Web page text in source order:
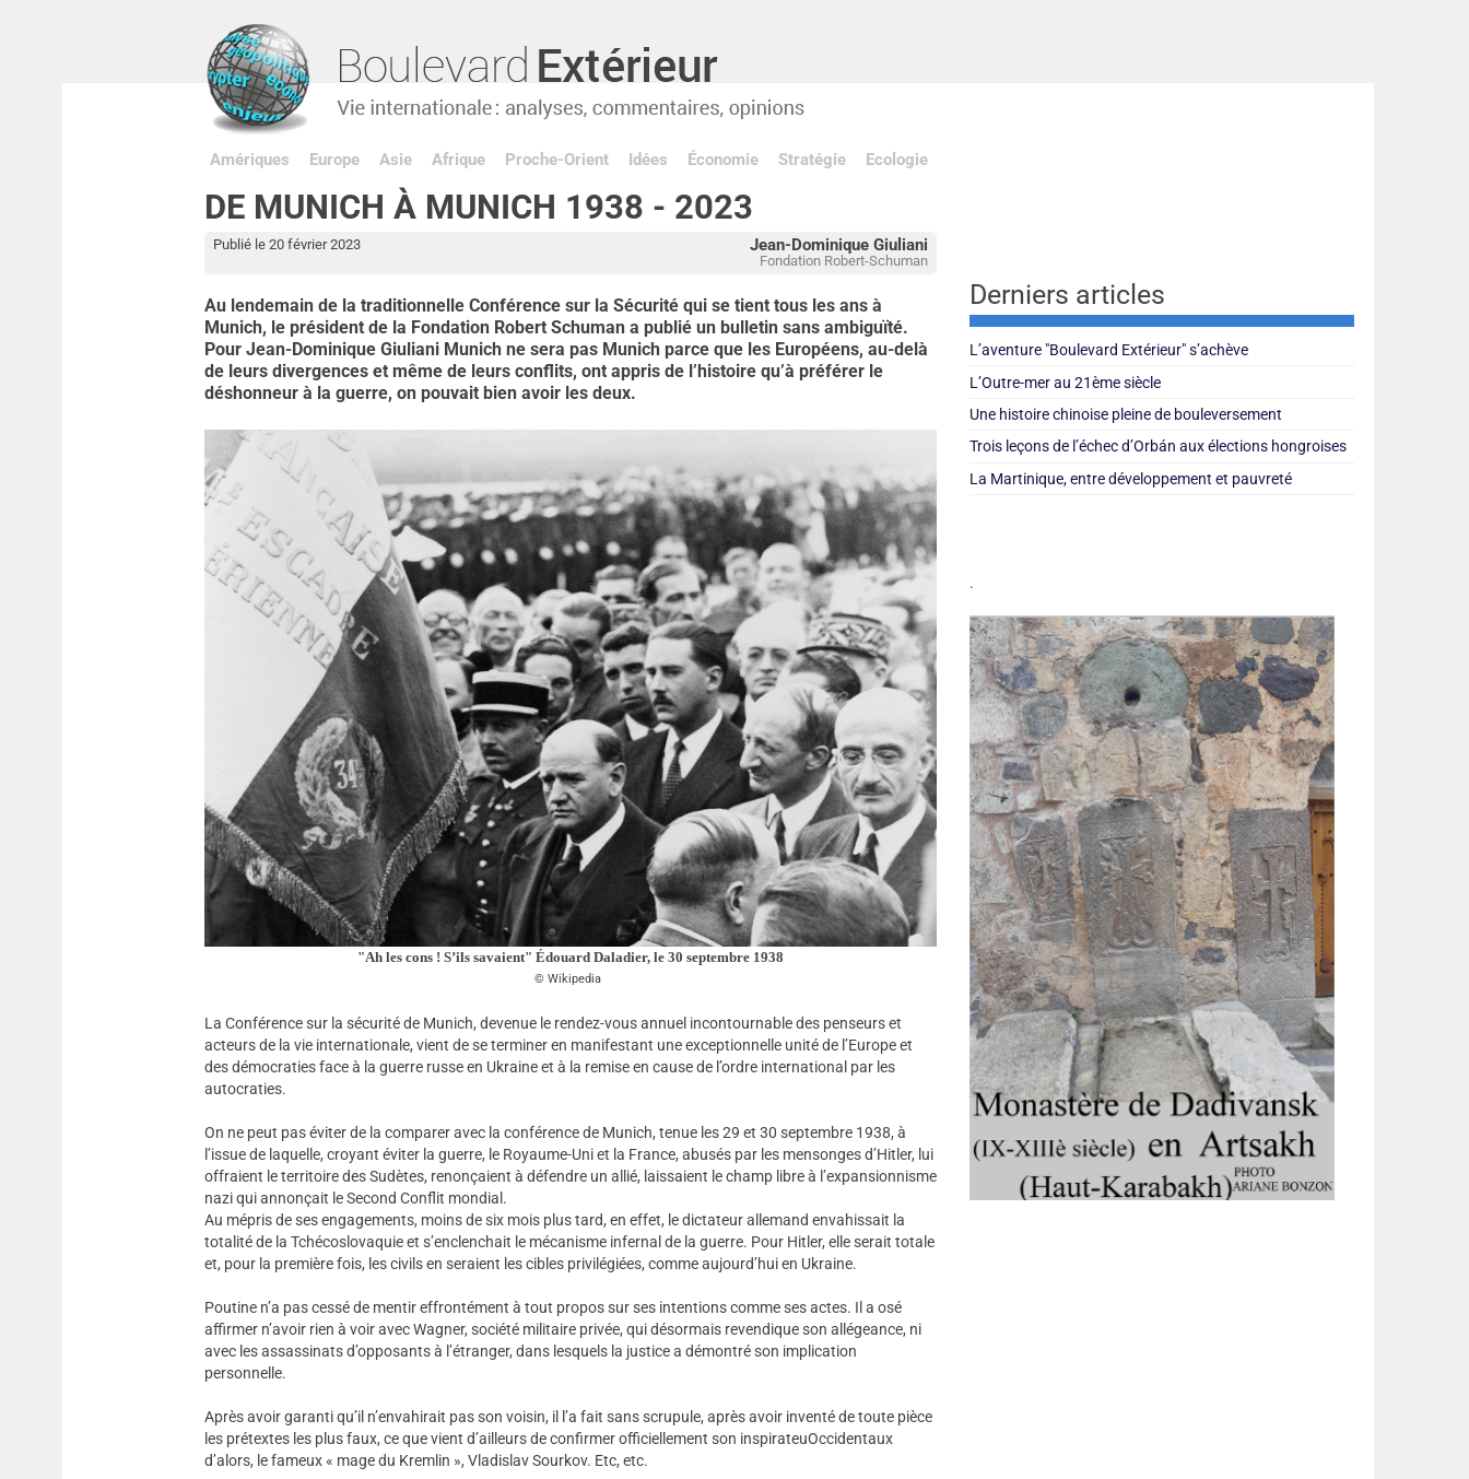
Amériques Europe Asie Afrique Proche-Orient Idées Économie Stratégie Ecologie
DE MUNICH À MUNICH 1938 - 2023
Jean-Dominique Giuliani
Fondation Robert-Schuman
Publié le 20 février 2023
Au lendemain de la traditionnelle Conférence sur la Sécurité qui se tient tous les ans à
Munich, le président de la Fondation Robert Schuman a publié un bulletin sans ambiguïté.
Pour Jean-Dominique Giuliani Munich ne sera pas Munich parce que les Européens, au-delà
de leurs divergences et même de leurs conflits, ont appris de l’histoire qu’à préférer le
déshonneur à la guerre, on pouvait bien avoir les deux.
"Ah les cons ! S’ils savaient" Édouard Daladier, le 30 septembre 1938
Wikipedia
La Conférence sur la sécurité de Munich, devenue le rendez-vous annuel incontournable des penseurs et
acteurs de la vie internationale, vient de se terminer en manifestant une exceptionnelle unité de l’Europe et
des démocraties face à la guerre russe en Ukraine et à la remise en cause de l’ordre international par les
autocraties.
On ne peut pas éviter de la comparer avec la conférence de Munich, tenue les 29 et 30 septembre 1938, à
l’issue de laquelle, croyant éviter la guerre, le Royaume-Uni et la France, abusés par les mensonges d’Hitler, lui
offraient le territoire des Sudètes, renonçaient à défendre un allié, laissaient le champ libre à l’expansionnisme
nazi qui annonçait le Second Conflit mondial.
Au mépris de ses engagements, moins de six mois plus tard, en effet, le dictateur allemand envahissait la
totalité de la Tchécoslovaquie et s’enclenchait le mécanisme infernal de la guerre. Pour Hitler, elle serait totale
et, pour la première fois, les civils en seraient les cibles privilégiées, comme aujourd’hui en Ukraine.
Poutine n’a pas cessé de mentir effrontément à tout propos sur ses intentions comme ses actes. Il a osé
affirmer n’avoir rien à voir avec Wagner, société militaire privée, qui désormais revendique son allégeance, ni
avec les assassinats d’opposants à l’étranger, dans lesquels la justice a démontré son implication
personnelle.
Après avoir garanti qu’il n’envahirait pas son voisin, il l’a fait sans scrupule, après avoir inventé de toute pièce
les prétextes les plus faux, ce que vient d’ailleurs de confirmer officiellement son inspirateuOccidentaux
d’alors, le fameux « mage du Kremlin », Vladislav Sourkov. Etc, etc.
Derniers articles
L’aventure "Boulevard Extérieur" s’achève
L’Outre-mer au 21ème siècle
Une histoire chinoise pleine de bouleversement
Trois leçons de l’échec d’Orbán aux élections hongroises
La Martinique, entre développement et pauvreté
.